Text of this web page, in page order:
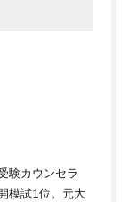
験カウンセラ
模試1位。元大